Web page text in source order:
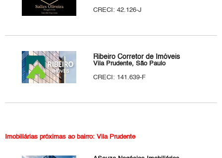
CRECI: 42.126-J
Ribeiro Corretor de Imóveis
Vila Prudente, São Paulo
CRECI: 141.639-F
Imobiliárias próximas ao bairro: Vila Prudente